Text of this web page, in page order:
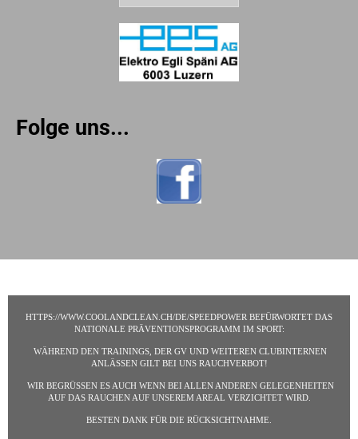
Folge uns...
HTTPS://WWW.COOLANDCLEAN.CH/DE/SPEEDPOWER BEFÜRWORTET DAS
NATIONALE PRÄVENTIONSPROGRAMM IM SPORT:
WÄHREND DEN TRAININGS, DER GV UND WEITEREN CLUBINTERNEN
ANLÄSSEN GILT BEI UNS RAUCHVERBOT!
WIR BEGRÜSSEN ES AUCH WENN BEI ALLEN ANDEREN GELEGENHEITEN
AUF DAS RAUCHEN AUF UNSEREM AREAL VERZICHTET WIRD.
BESTEN DANK FÜR DIE RÜCKSICHTNAHME.